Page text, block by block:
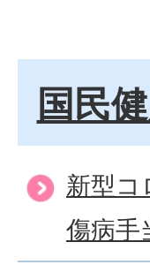
国民
新型コ
傷病手